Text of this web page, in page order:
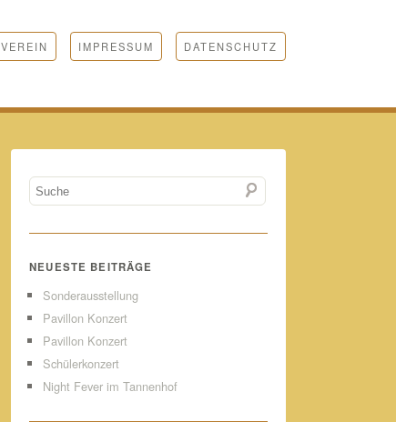
VEREIN IMPRESSUM DATENSCHUTZ
NEUESTE BEITRÄGE
Sonderausstellung
Pavillon Konzert
Pavillon Konzert
Schülerkonzert
Night Fever im Tannenhof